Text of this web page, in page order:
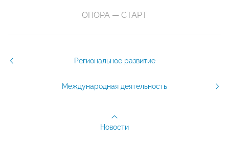
ОПОРА — СТАРТ
Региональное развитие
Международная деятельность
Новости